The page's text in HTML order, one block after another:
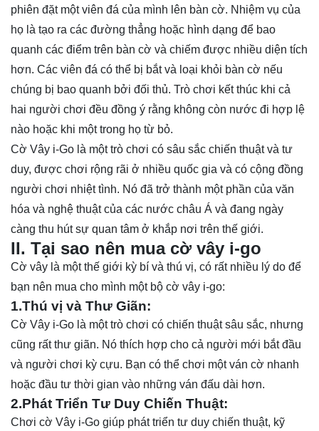
phiên đặt một viên đá của mình lên bàn cờ. Nhiệm vụ của
họ là tạo ra các đường thẳng hoặc hình dạng để bao
quanh các điểm trên bàn cờ và chiếm được nhiều diện tích
hơn. Các viên đá có thể bị bắt và loại khỏi bàn cờ nếu
chúng bị bao quanh bởi đối thủ. Trò chơi kết thúc khi cả
hai người chơi đều đồng ý rằng không còn nước đi hợp lệ
nào hoặc khi một trong họ từ bỏ.
Cờ Vây i-Go là một trò chơi có sâu sắc chiến thuật và tư
duy, được chơi rộng rãi ở nhiều quốc gia và có cộng đồng
người chơi nhiệt tình. Nó đã trở thành một phần của văn
hóa và nghệ thuật của các nước châu Á và đang ngày
càng thu hút sự quan tâm ở khắp nơi trên thế giới.
II. Tại sao nên mua cờ vây i-go
Cờ vây là một thế giới kỳ bí và thú vị, có rất nhiều lý do để
bạn nên mua cho mình một bộ cờ vây i-go:
1.Thú vị và Thư Giãn:
Cờ Vây i-Go là một trò chơi có chiến thuật sâu sắc, nhưng
cũng rất thư giãn. Nó thích hợp cho cả người mới bắt đầu
và người chơi kỳ cựu. Bạn có thể chơi một ván cờ nhanh
hoặc đầu tư thời gian vào những ván đấu dài hơn.
2.Phát Triển Tư Duy Chiến Thuật:
Chơi cờ Vây i-Go giúp phát triển tư duy chiến thuật, kỹ